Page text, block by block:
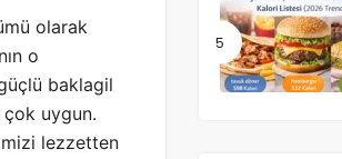
olarak
o
baklagil
çok uygun.
lezzetten